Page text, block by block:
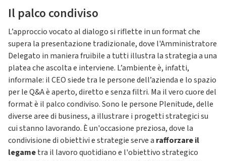
Il palco condiviso
L’approccio vocato al dialogo si riflette in un format che
supera la presentazione tradizionale, dove l'Amministratore
Delegato in maniera fruibile a tutti illustra la strategia a una
platea che ascolta e interviene. L’ambiente è, infatti,
informale: il CEO siede tra le persone dell’azienda e lo spazio
per le Q&A è aperto, diretto e senza filtri. Ma il vero cuore del
format è il palco condiviso. Sono le persone Plenitude, delle
diverse aree di business, a illustrare i progetti strategici su
cui stanno lavorando. È un'occasione preziosa, dove la
condivisione di obiettivi e strategie serve a rafforzare il
legametra il lavoro quotidiano e l'obiettivo strategico